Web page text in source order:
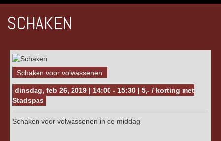
SCHAKEN
Schaken voor volwassenen
dinsdag, feb 26, 2019 | 14:00 - 15:30 | 5,- / korting met
Stadspas
Schaken voor volwassenen in de middag